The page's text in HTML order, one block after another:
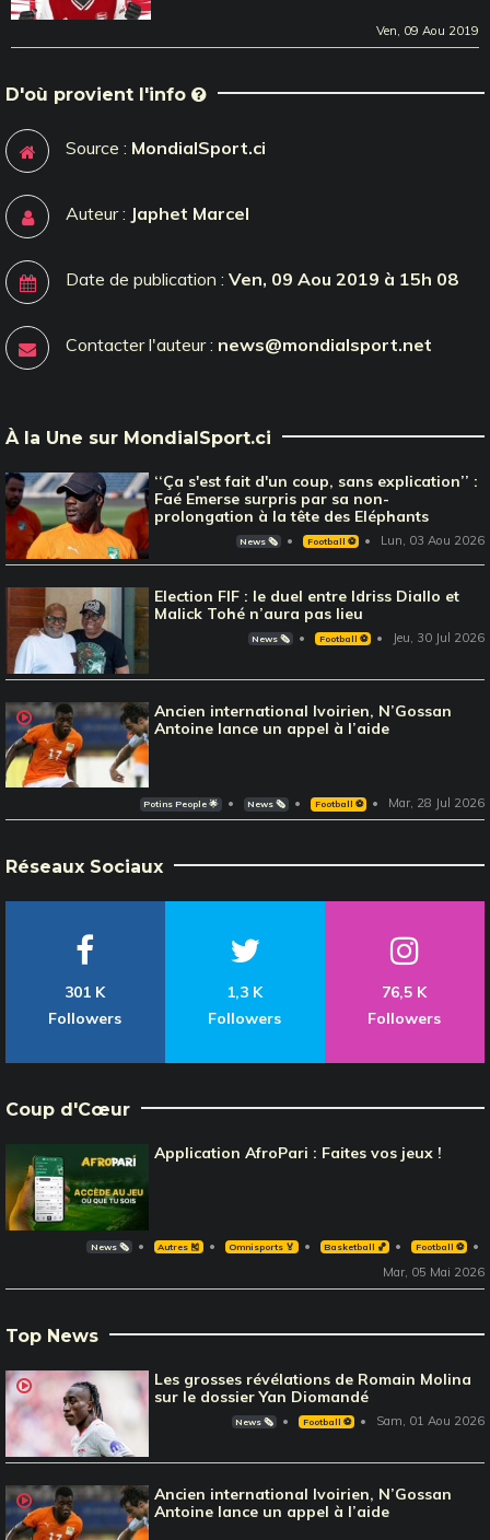
Ven, 09 Aou 2019
D'où provient l'info
Source : MondialSport.ci
Auteur : Japhet Marcel
Date de publication : Ven, 09 Aou 2019 à 15h 08
Contacter l'auteur : news@mondialsport.net
À la Une sur MondialSport.ci
‘‘Ça s'est fait d'un coup, sans explication’’ :
Faé Emerse surpris par sa non-
prolongation à la tête des Eléphants
News 🗞️ Football ⚽️ Lun, 03 Aou 2026
Election FIF : le duel entre Idriss Diallo et
Malick Tohé n’aura pas lieu
News 🗞️ Football ⚽️ Jeu, 30 Jul 2026
Ancien international Ivoirien, N’Gossan
Antoine lance un appel à l’aide
Potins People 🌟 News 🗞️ Football ⚽️ Mar, 28 Jul 2026
Réseaux Sociaux
301 K
Followers
1,3 K
Followers
76,5 K
Followers
Coup d'Cœur
Application AfroPari : Faites vos jeux !
News 🗞️ Autres 🎽 Omnisports 🏅 Basketball 🏀 Football ⚽️
Mar, 05 Mai 2026
Top News
Les grosses révélations de Romain Molina
sur le dossier Yan Diomandé
News 🗞️ Football ⚽️ Sam, 01 Aou 2026
Ancien international Ivoirien, N’Gossan
Antoine lance un appel à l’aide